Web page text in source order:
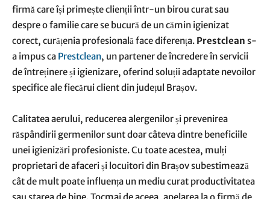
firmă care își primește clienții într-un birou curat sau
despre o familie care se bucură de un cămin igienizat
corect, curățenia profesională face diferența. Prestclean s-
a impus ca Prestclean, un partener de încredere în servicii
de întreținere și igienizare, oferind soluții adaptate nevoilor
specifice ale fiecărui client din județul Brașov.
Calitatea aerului, reducerea alergenilor și prevenirea
răspândirii germenilor sunt doar câteva dintre beneficiile
unei igienizări profesioniste. Cu toate acestea, mulți
proprietari de afaceri și locuitori din Brașov subestimează
cât de mult poate influența un mediu curat productivitatea